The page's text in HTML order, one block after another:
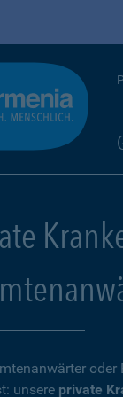
oder
unsere private